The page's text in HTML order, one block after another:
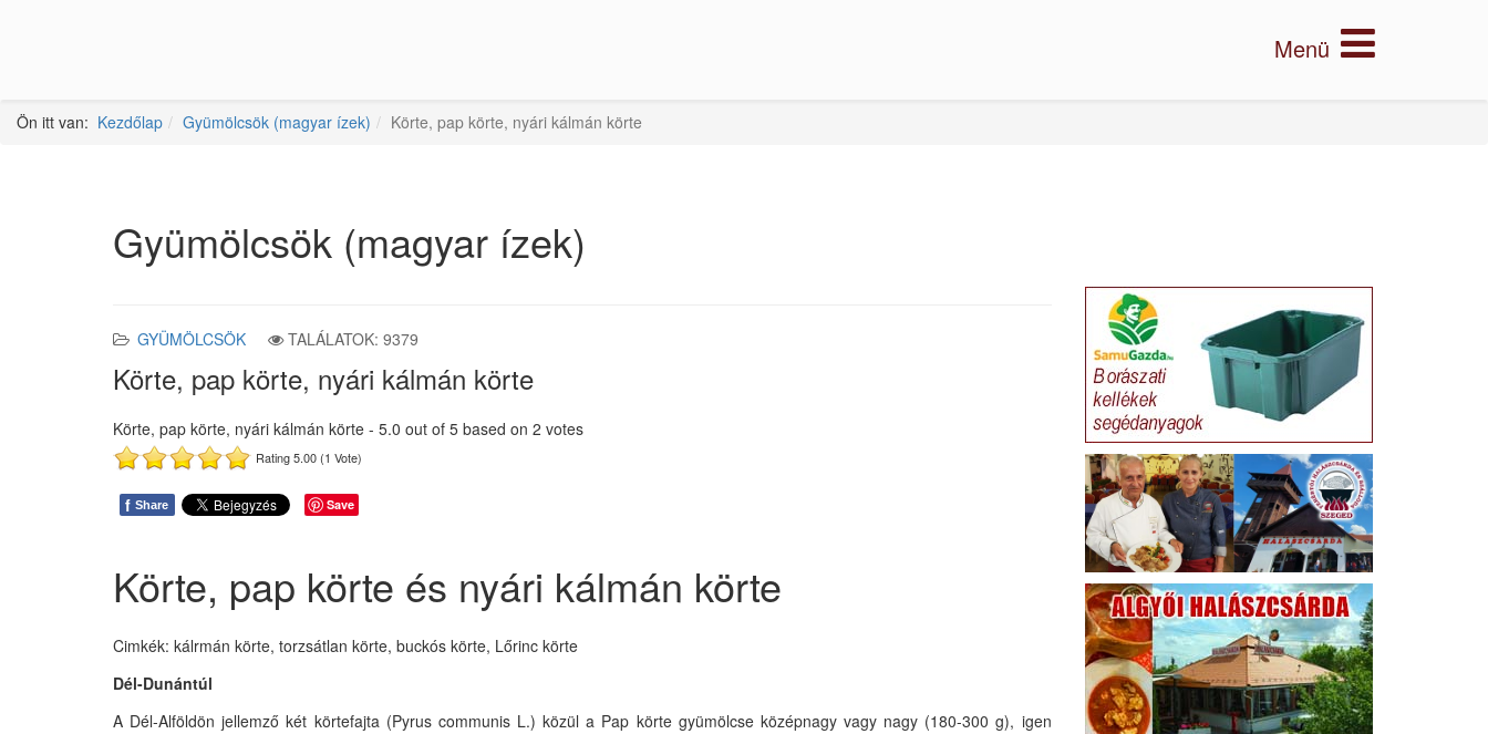
Ön itt van: Kezdőlap Gyümölcsök (magyar ízek) Körte, pap körte, nyári kálmán körte
Gyümölcsök (magyar ízek)
GYÜMÖLCSÖK TALÁLATOK: 9379
Körte, pap körte, nyári kálmán körte
Körte, pap körte, nyári kálmán körte - 5.0 out of 5 based on 2 votes
Rating 5.00 (1 Vote)
f Share Save
Körte, pap körte és nyári kálmán körte
Cimkék: kálrmán körte, torzsátlan körte, buckós körte, Lőrinc körte
Dél-Dunántúl
A Dél-Alföldön jellemző két körtefajta (Pyrus communis L.) közül a Pap körte gyümölcse középnagy vagy nagy (180-300 g), igen